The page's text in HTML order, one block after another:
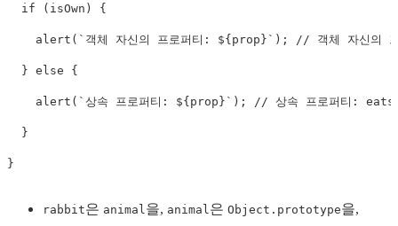
if ( isOwn ) {
alert ( ` 객체 자신의 프로퍼티: ${ prop } ` ) ; // 객체 자신의
} else {
alert ( ` 상속 프로퍼티: ${ prop } ` ) ; // 상속 프로퍼티: eats
}
}
rabbit은 animal 을, animal 은 Object.prototype을,